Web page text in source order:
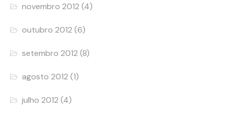
novembro 2012 (4)
outubro 2012 (6)
setembro 2012 (8)
agosto 2012 (1)
julho 2012 (4)